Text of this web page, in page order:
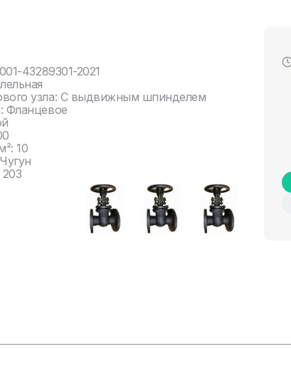
43289301-2021
узла: С выдвижным шпинделем
Фланцевое
10